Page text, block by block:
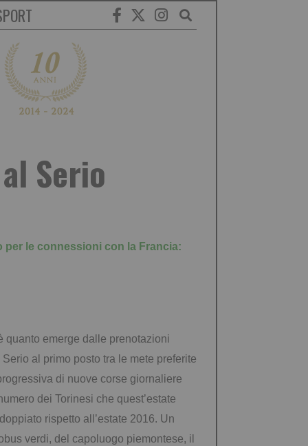
Serio
per le connessioni con la Francia:
quanto emerge dalle prenotazioni
al primo posto tra le mete preferite
di nuove corse giornaliere
dei Torinesi che quest’estate
rispetto all’estate 2016. Un
verdi, del capoluogo piemontese, il